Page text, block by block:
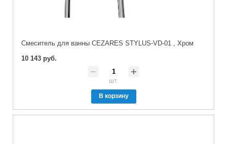
Смеситель для ванны CEZARES STYLUS-VD-01 , Хром
10 143 руб.
шт.
В корзину